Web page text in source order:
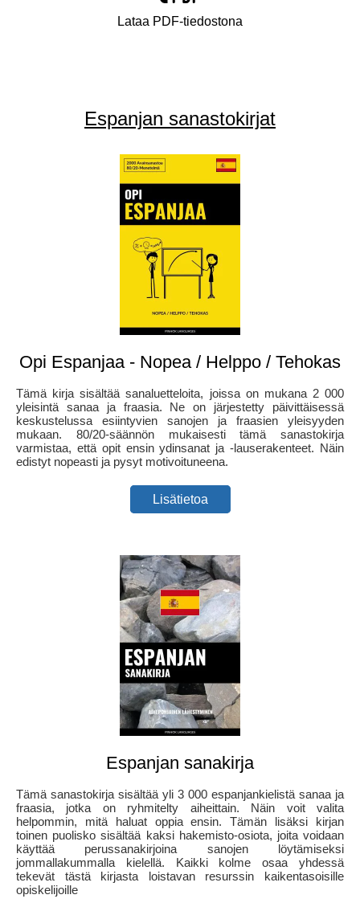
Lataa PDF-tiedostona
Espanjan sanastokirjat
Opi Espanjaa - Nopea / Helppo / Tehokas
Tämä kirja sisältää sanaluetteloita, joissa on mukana 2 000
yleisintä sanaa ja fraasia. Ne on järjestetty päivittäisessä
keskustelussa esiintyvien sanojen ja fraasien yleisyyden
mukaan. 80/20-säännön mukaisesti tämä sanastokirja
varmistaa, että opit ensin ydinsanat ja -lauserakenteet. Näin
edistyt nopeasti ja pysyt motivoituneena.
Lisätietoa
Espanjan sanakirja
Tämä sanastokirja sisältää yli 3 000 espanjankielistä sanaa ja
fraasia, jotka on ryhmitelty aiheittain. Näin voit valita
helpommin, mitä haluat oppia ensin. Tämän lisäksi kirjan
toinen puolisko sisältää kaksi hakemisto-osiota, joita voidaan
käyttää perussanakirjoina sanojen löytämiseksi
jommallakummalla kielellä. Kaikki kolme osaa yhdessä
tekevät tästä kirjasta loistavan resurssin kaikentasoisille
opiskelijoille